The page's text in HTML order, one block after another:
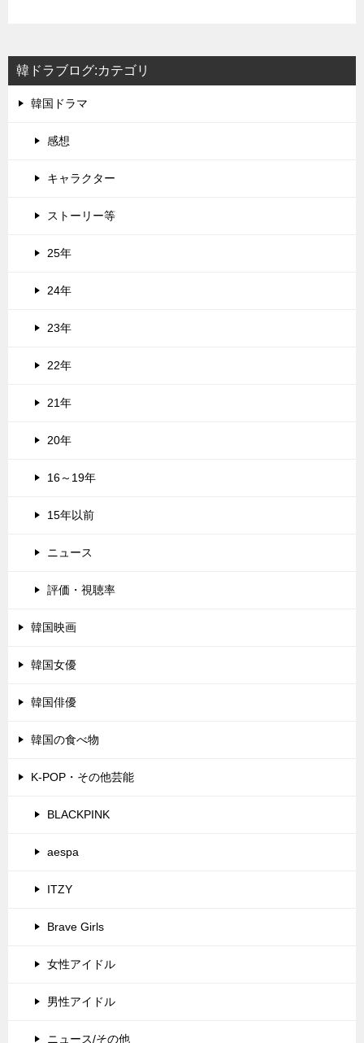
韓ドラブログ:カテゴリ
韓国ドラマ
感想
キャラクター
ストーリー等
25年
24年
23年
22年
21年
20年
16～19年
15年以前
ニュース
評価・視聴率
韓国映画
韓国女優
韓国俳優
韓国の食べ物
K-POP・その他芸能
BLACKPINK
aespa
ITZY
Brave Girls
女性アイドル
男性アイドル
ニュース/その他